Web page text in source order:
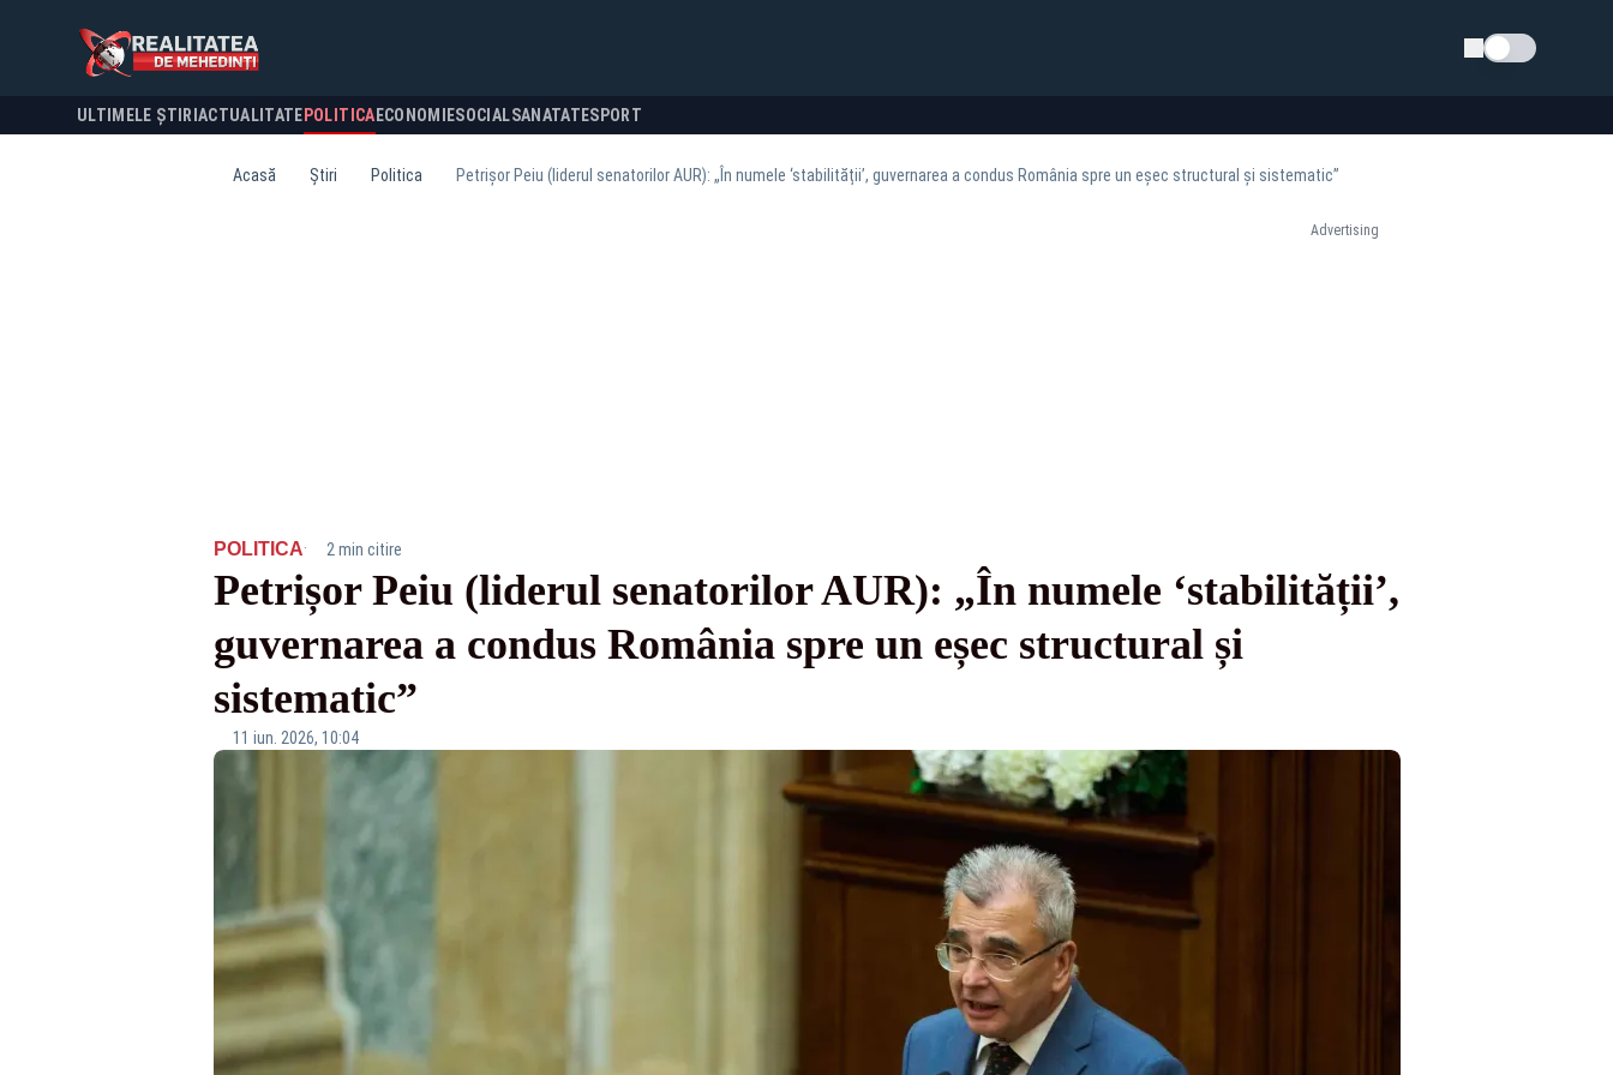
Schimba tema
ULTIMELE ȘTIRI ACTUALITATE POLITICA ECONOMIESOCIALSANATATESPORT
Acasă Știri Politica Petrișor Peiu (liderul senatorilor AUR): „În numele ‘stabilității’, guvernarea a condus România spre un eșec structural și sistematic”
Advertising
POLITICA· 2 min citire
Petrișor Peiu (liderul senatorilor AUR): „În numele ‘stabilității’,
guvernarea a condus România spre un eșec structural și
sistematic”
11 iun. 2026, 10:04